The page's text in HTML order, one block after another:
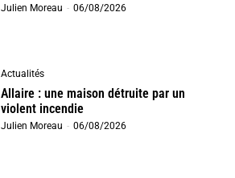
Julien Moreau - 06/08/2026
Actualités
Allaire : une maison détruite par un
violent incendie
Julien Moreau - 06/08/2026